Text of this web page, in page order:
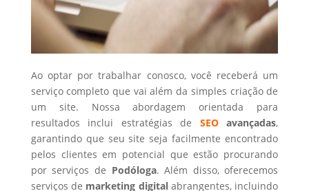
Ao optar por trabalhar conosco, você receberá um
serviço completo que vai além da simples criação de
um site. Nossa abordagem orientada para
resultados inclui estratégias de SEOavançadas,
garantindo que seu site seja facilmente encontrado
pelos clientes em potencial que estão procurando
por serviços de Podóloga. Além disso, oferecemos
serviços de marketing digital abrangentes, incluindo